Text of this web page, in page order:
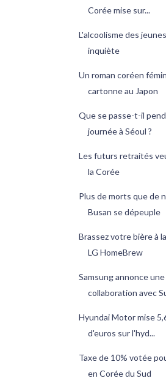
Corée mise sur...
L'alcoolisme des
inquiète
Un roman coréen
cartonne au Japon
Que se passe-t-il
journée à Séoul ?
Les futurs retraités
la Corée
Plus de morts que de
Busan se dépeuple
Brassez votre bière à
LG HomeBrew
Samsung annonce une
collaboration avec
Hyundai Motor mise
d'euros sur l'hyd...
Taxe de 10% votée
en Corée du Sud